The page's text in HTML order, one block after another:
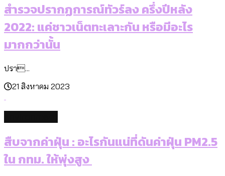
สำรวจปรากฏการณ์ทัวร์ลง ครึ่งปีหลัง
2022: แค่ชาวเน็ตทะเลาะกัน หรือมีอะไร
มากกว่านั้น
ปรา...
21 สิงหาคม 2023
สืบจากค่าฝุ่น : อะไรกันแน่ที่ดันค่าฝุ่น PM2.5
ใน กทม. ให้พุ่งสูง